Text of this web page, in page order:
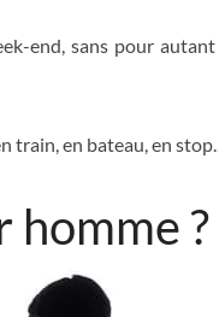
end, sans pour
train, en bateau, en
homme ?